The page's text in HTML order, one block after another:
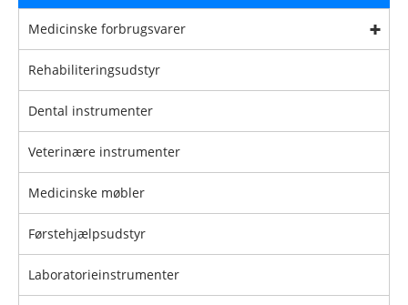
Medicinske forbrugsvarer
Rehabiliteringsudstyr
Dental instrumenter
Veterinære instrumenter
Medicinske møbler
Førstehjælpsudstyr
Laboratorieinstrumenter